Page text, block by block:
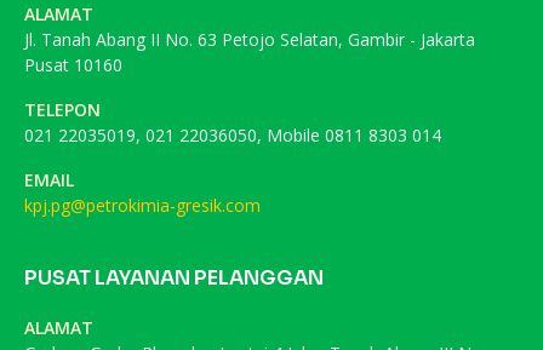
ALAMAT
Jl. Tanah Abang II No. 63 Petojo Selatan, Gambir - Jakarta
Pusat 10160
TELEPON
021 22035019, 021 22036050, Mobile 0811 8303 014
EMAIL
kpj.pg@petrokimia-gresik.com
PUSAT LAYANAN PELANGGAN
ALAMAT